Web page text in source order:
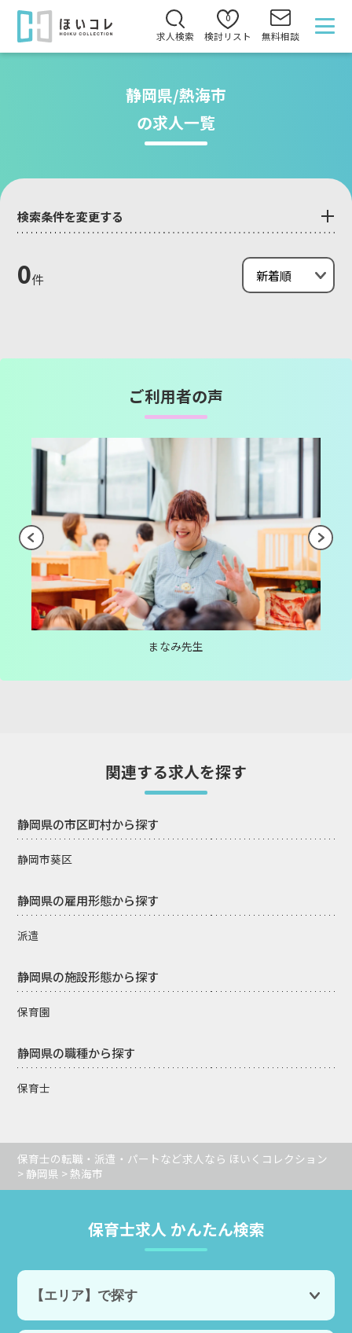
求人検索
0
検討リスト 無料相談
静岡県/熱海市
の求人一覧
検索条件を変更する
0件
ご利用者の声
まなみ先生
関連する求人を探す
静岡県の市区町村から探す
静岡市葵区
静岡県の雇用形態から探す
派遣
静岡県の施設形態から探す
保育園
静岡県の職種から探す
保育士
保育士の転職・派遣・パートなど求人なら ほいくコレクション
> 静岡県 > 熱海市
保育士求人 かんたん検索